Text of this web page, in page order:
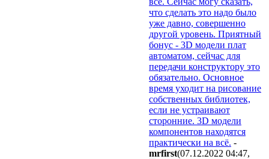
что сделать это надо было
уже давно, совершенно
другой уровень. Приятный
бонус - 3D модели плат
автоматом, сейчас для
передачи конструктору это
обязательно. Основное
время уходит на рисование
собственных библиотек,
если не устраивают
сторонние. 3D модели
компонентов находятся
практически на всё. -
mrfirst(07.12.2022 04:47,